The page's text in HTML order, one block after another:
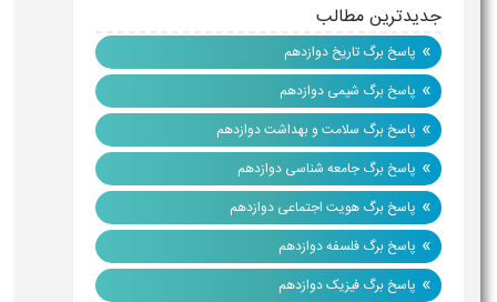
جدیدترین مطالب
» پاسخ برگ تاریخ دوازدهم
» پاسخ برگ شیمی دوازدهم
» پاسخ برگ سلامت و بهداشت دوازدهم
» پاسخ برگ جامعه شناسی دوازدهم
» پاسخ برگ هویت اجتماعی دوازدهم
» پاسخ برگ فلسفه دوازدهم
» پاسخ برگ فیزیک دوازدهم